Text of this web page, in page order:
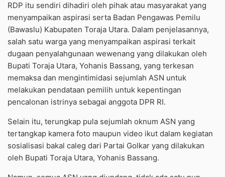
RDP itu sendiri dihadiri oleh pihak atau masyarakat yang
menyampaikan aspirasi serta Badan Pengawas Pemilu
(Bawaslu) Kabupaten Toraja Utara. Dalam penjelasannya,
salah satu warga yang menyampaikan aspirasi terkait
dugaan penyalahgunaan wewenang yang dilakukan oleh
Bupati Toraja Utara, Yohanis Bassang, yang terkesan
memaksa dan mengintimidasi sejumlah ASN untuk
melakukan pendataan pemilih untuk kepentingan
pencalonan istrinya sebagai anggota DPR RI.
Selain itu, terungkap pula sejumlah oknum ASN yang
tertangkap kamera foto maupun video ikut dalam kegiatan
sosialisasi bakal caleg dari Partai Golkar yang dilakukan
oleh Bupati Toraja Utara, Yohanis Bassang.